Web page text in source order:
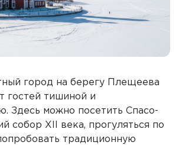
город на берегу Плещеева
гостей тишиной и
Здесь можно посетить Спасо-
собор XII века, прогуляться по
традиционную